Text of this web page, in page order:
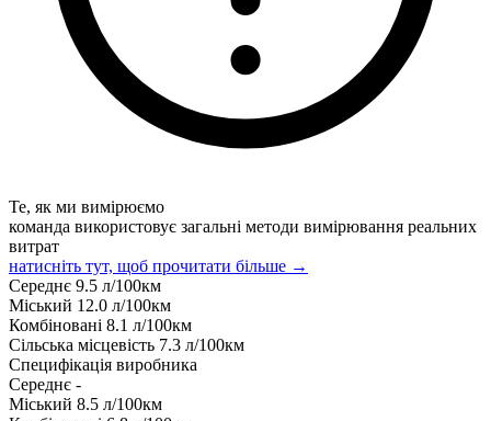
Те, як ми вимірюємо
команда використовує загальні методи вимірювання реальних
витрат
натисніть тут, щоб прочитати більше →
Середнє 9.5 л/100км
Міський 12.0 л/100км
Комбіновані 8.1 л/100км
Сільська місцевість 7.3 л/100км
Специфікація виробника
Середнє -
Міський 8.5 л/100км